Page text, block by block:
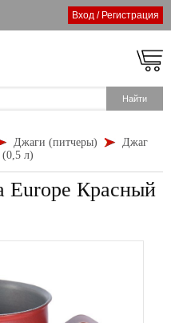
Вход / Регистрация
Джаги (питчеры)
Джаг
л)
Europe Красный